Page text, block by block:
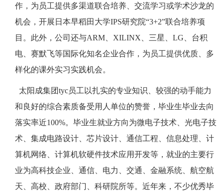
作，为员工提供多渠道联合培养、交流学习或学术沙龙的
机会，开展日本早稻田大学IPS研究院“3+2”联合培养项
目。此外，公司还与ARM、XILINX、三星、LG、台积
电、赛默飞等国际化知名企业合作，为员工提供优质、多
样化的课外实习实践机会。
太阳成集团tyc员工以扎实的专业知识、较强的动手能力
和良好的综合素质备受用人单位的赞誉，毕业生毕业去向
落实率近100%。毕业生就业方向为微电子技术、光电子技
术、集成电路设计、芯片设计、通信工程、信息处理、计
算机网络、计算机软硬件技术应用开发等，就业的主要行
业为高科技企业、通信、电力、交通、金融系统、航空航
天、高校、政府部门、科研院所等。近年来，不少优秀毕